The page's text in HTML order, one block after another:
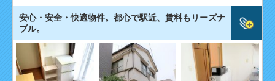
安心・安全・快適物件。都心で駅近、賃料もリーズナ
ブル。